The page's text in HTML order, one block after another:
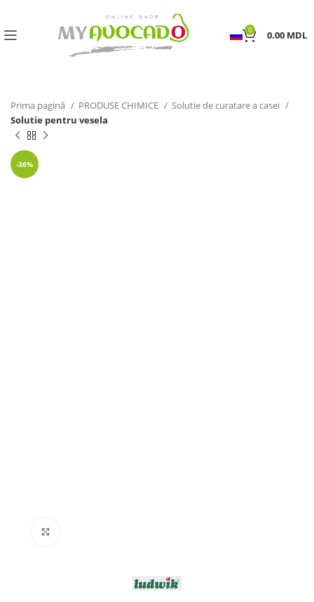
0 0.00 MDL
Prima pagină PRODUSE CHIMICE
Solutie de curatare a casei
Solutie pentru vesela
-36%